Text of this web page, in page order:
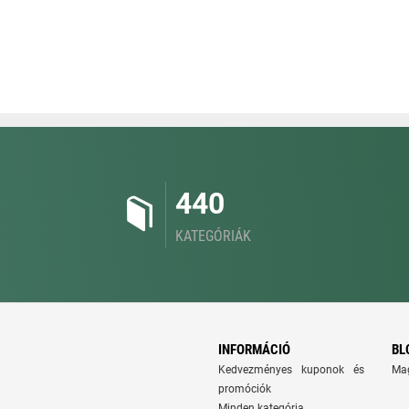
440
KATEGÓRIÁK
INFORMÁCIÓ
Kedvezményes kuponok és
promóciók